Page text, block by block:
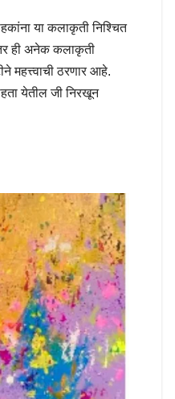
या कलाकृती निश्चित
ही अनेक कलाकृती
महत्त्वाची ठरणार आहे.
येतील जी निरखून